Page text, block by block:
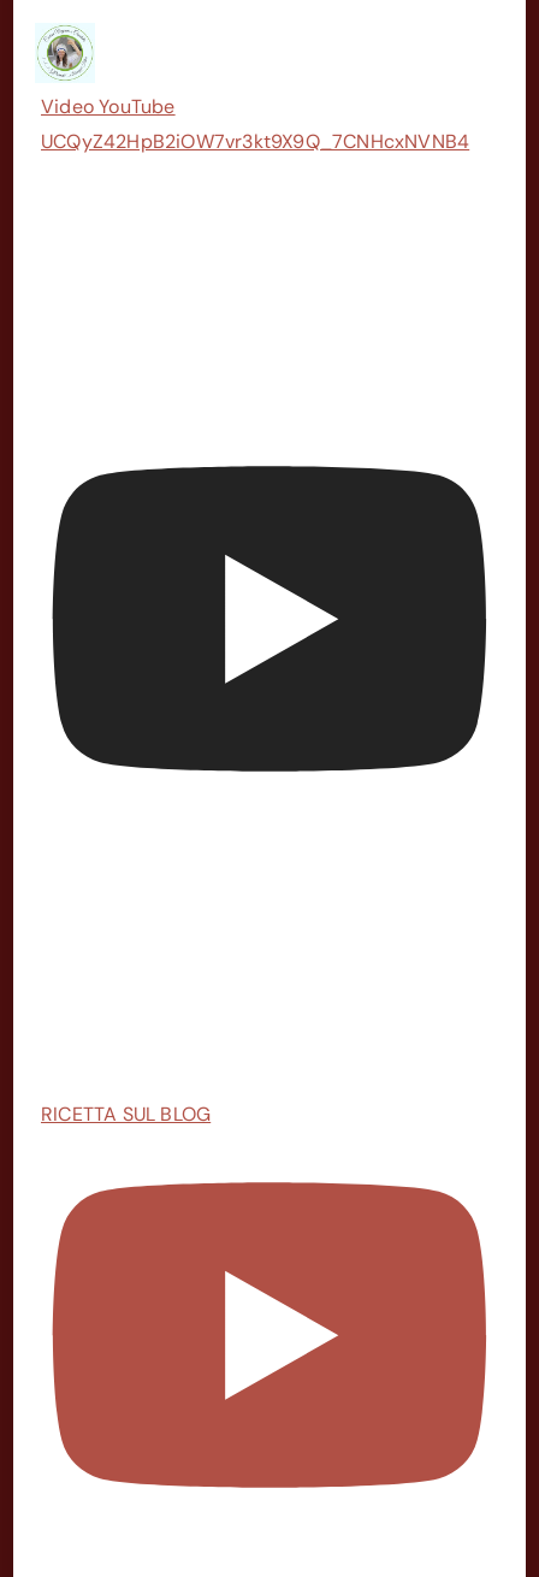
Video YouTube
UCQyZ42HpB2iOW7vr3kt9X9Q_7CNHcxNVNB4
RICETTA SUL BLOG